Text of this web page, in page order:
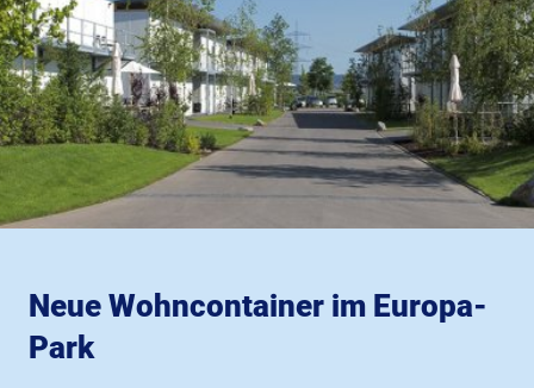
Neue Wohncontainer im Europa-
Park